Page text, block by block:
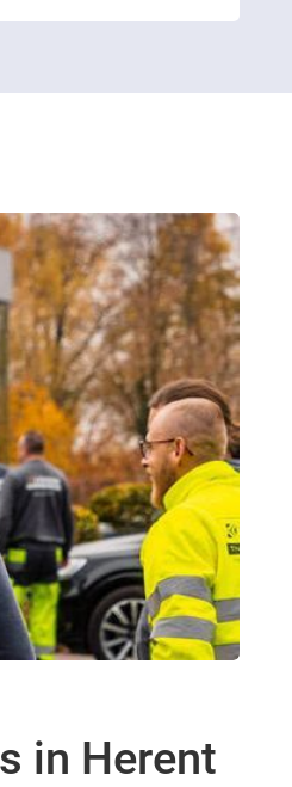
in Herent